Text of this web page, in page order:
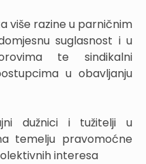
više razine u parničnim
suglasnost i u
te sindikalni
u obavljanju
dužnici i tužitelji u
temelju pravomoćne
interesa